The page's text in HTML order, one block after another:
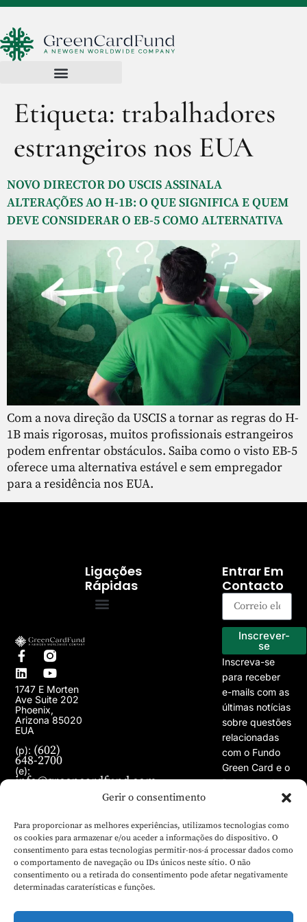
Gerir o consentimento
Para proporcionar as melhores experiências, utilizamos tecnologias como
os cookies para armazenar e/ou aceder a informações do dispositivo. O
consentimento para estas tecnologias permitir-nos-á processar dados como
o comportamento de navegação ou IDs únicos neste sítio. O não
consentimento ou a retirada do consentimento pode afetar negativamente
determinadas caraterísticas e funções.
Etiqueta: trabalhadores
estrangeiros nos EUA
NOVO DIRECTOR DO USCIS ASSINALA
ALTERAÇÕES AO H-1B: O QUE SIGNIFICA E QUEM
DEVE CONSIDERAR O EB-5 COMO ALTERNATIVA
Com a nova direção da USCIS a tornar as regras do H-
1B mais rigorosas, muitos profissionais estrangeiros
podem enfrentar obstáculos. Saiba como o visto EB-5
oferece uma alternativa estável e sem empregador
para a residência nos EUA.
1747 E Morten
Ave Suite 202
Phoenix,
Arizona 85020
EUA
(p): (602)
648-2700
(e):
info@greencardfund.com
Ligações
Rápidas
Entrar Em
Contacto
Inscrever-
se
Inscreva-se
para receber
e-mails com as
últimas notícias
sobre questões
relacionadas
com o Fundo
Green Card e o
Programa de